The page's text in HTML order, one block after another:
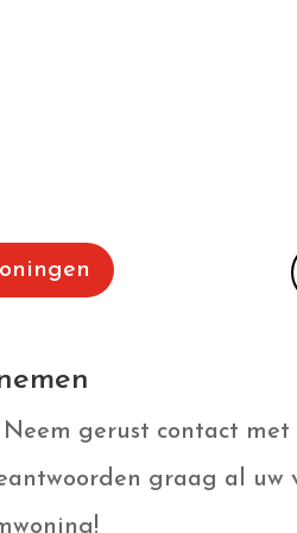
gerust contact met
graag al uw